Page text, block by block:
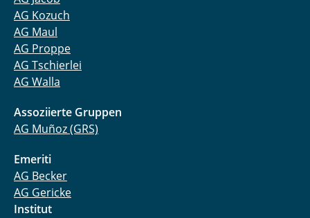
AG Kozuch
AG Maul
AG Proppe
AG Tschierlei
AG Walla
Assoziierte Gruppen
AG Muñoz (GRS)
Emeriti
AG Becker
AG Gericke
Institut